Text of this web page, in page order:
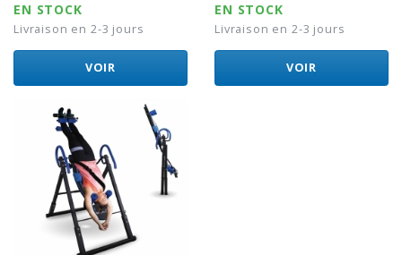
EN STOCK
Livraison en 2-3 jours
VOIR
EN STOCK
Livraison en 2-3 jours
VOIR